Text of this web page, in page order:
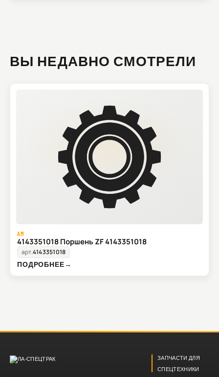
ВЫ НЕДАВНО СМОТРЕЛИ
AM
4143351018 Поршень ZF 4143351018
арт.4143351018
ПОДРОБНЕЕ→
ЗАПЧАСТИ ДЛЯ
СПЕЦТЕХНИКИ